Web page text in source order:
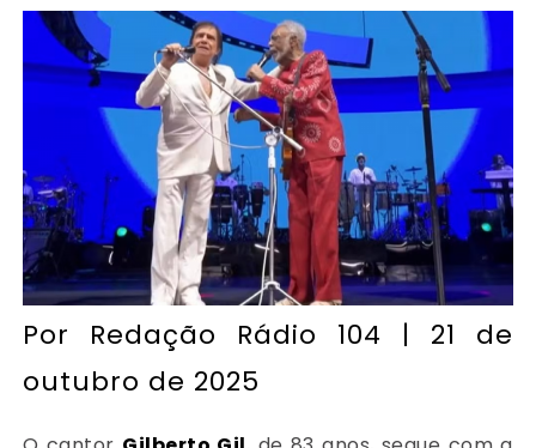
Por Redação Rádio 104 | 21 de
outubro de 2025